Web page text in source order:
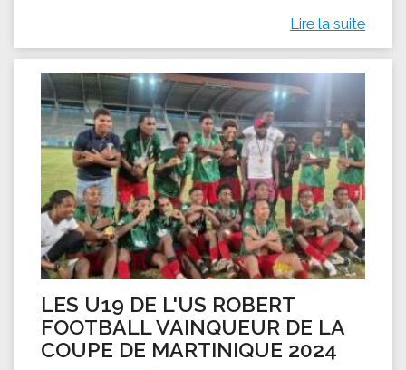
Lire la suite
LES U19 DE L'US ROBERT
FOOTBALL VAINQUEUR DE LA
COUPE DE MARTINIQUE 2024